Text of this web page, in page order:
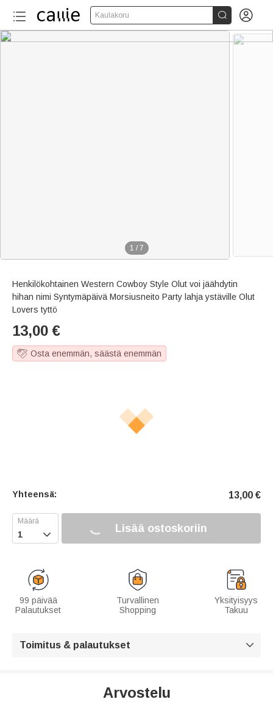
Kaulakoru  
1 / 7
Henkilökohtainen Western Cowboy Style Olut voi jäähdytin
hihan nimi Syntymäpäivä Morsiusneito Party lahja ystäville Olut
Lovers tyttö
13,00 €
Osta enemmän, säästä enemmän
Yhteensä: 13,00 €
 Lisää ostoskoriin
99 päivää
Palautukset
Turvallinen
Shopping
Yksityisyys
Takuu
Toimitus & palautukset 
Arvostelu